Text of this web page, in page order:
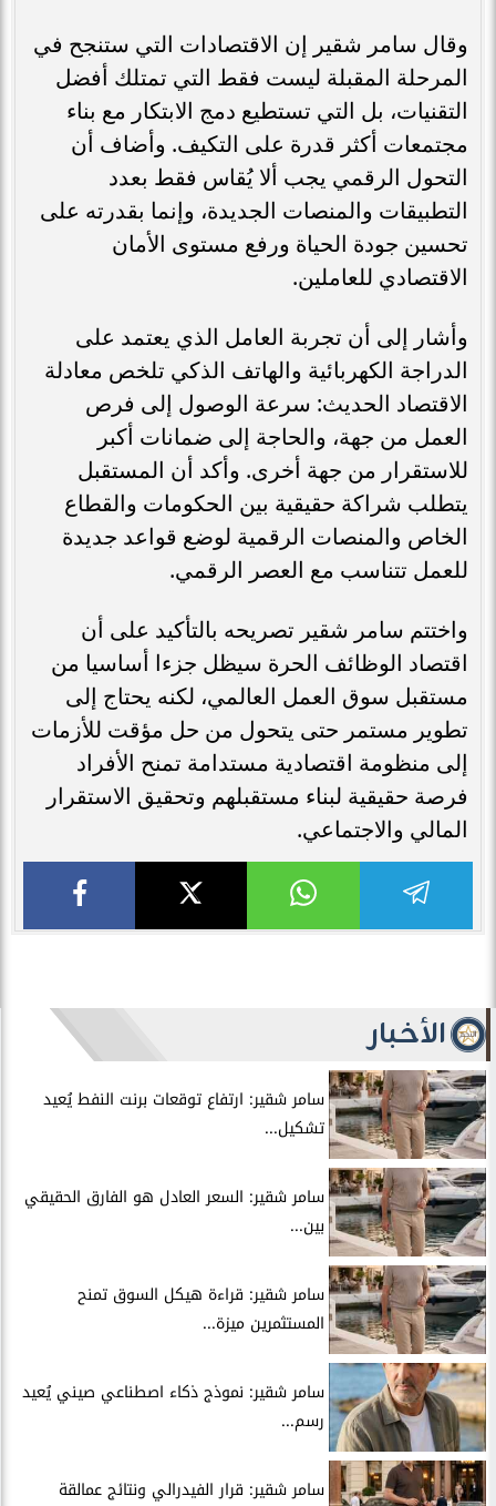
وقال سامر شقير إن الاقتصادات التي ستنجح في
المرحلة المقبلة ليست فقط التي تمتلك أفضل
التقنيات، بل التي تستطيع دمج الابتكار مع بناء
مجتمعات أكثر قدرة على التكيف. وأضاف أن
التحول الرقمي يجب ألا يُقاس فقط بعدد
التطبيقات والمنصات الجديدة، وإنما بقدرته على
تحسين جودة الحياة ورفع مستوى الأمان
الاقتصادي للعاملين.
وأشار إلى أن تجربة العامل الذي يعتمد على
الدراجة الكهربائية والهاتف الذكي تلخص معادلة
الاقتصاد الحديث: سرعة الوصول إلى فرص
العمل من جهة، والحاجة إلى ضمانات أكبر
للاستقرار من جهة أخرى. وأكد أن المستقبل
يتطلب شراكة حقيقية بين الحكومات والقطاع
الخاص والمنصات الرقمية لوضع قواعد جديدة
للعمل تتناسب مع العصر الرقمي.
واختتم سامر شقير تصريحه بالتأكيد على أن
اقتصاد الوظائف الحرة سيظل جزءا أساسيا من
مستقبل سوق العمل العالمي، لكنه يحتاج إلى
تطوير مستمر حتى يتحول من حل مؤقت للأزمات
إلى منظومة اقتصادية مستدامة تمنح الأفراد
فرصة حقيقية لبناء مستقبلهم وتحقيق الاستقرار
المالي والاجتماعي.
الأخبار
سامر شقير: ارتفاع توقعات برنت النفط يُعيد
تشكيل...
سامر شقير: السعر العادل هو الفارق الحقيقي
بين...
سامر شقير: قراءة هيكل السوق تمنح
المستثمرين ميزة...
سامر شقير: نموذج ذكاء اصطناعي صيني يُعيد
رسم...
سامر شقير: قرار الفيدرالي ونتائج عمالقة